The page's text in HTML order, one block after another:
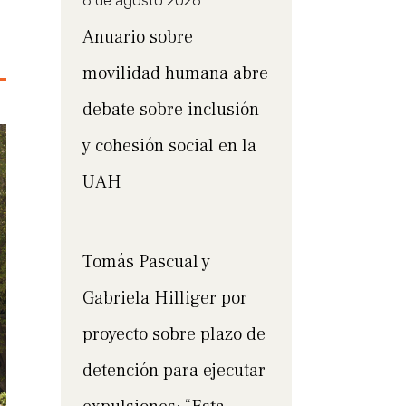
Anuario sobre
movilidad humana abre
debate sobre inclusión
y cohesión social en la
UAH
Tomás Pascual y
Gabriela Hilliger por
proyecto sobre plazo de
detención para ejecutar